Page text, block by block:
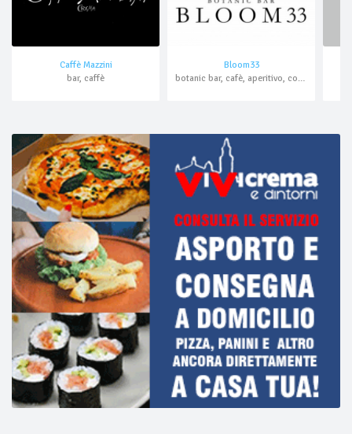
Caffè Mazzini
bar, caffè
Bloom33
botanic bar, cafè, aperitivo, cocktail bar, asporto, domicilio